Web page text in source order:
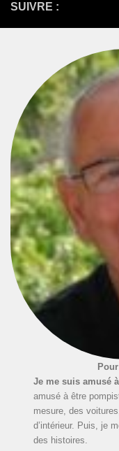
SUIVRE :
Je me suis amusé
amusé à être
mesure, des
d’intérieur. Puis, je
des histoires.